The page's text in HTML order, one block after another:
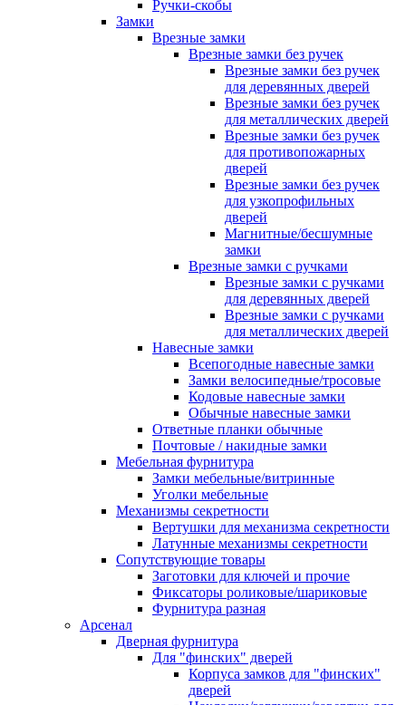
Ручки-скобы
Замки
Врезные замки
Врезные замки без ручек
Врезные замки без ручек
для деревянных дверей
Врезные замки без ручек
для металлических дверей
Врезные замки без ручек
для противопожарных
дверей
Врезные замки без ручек
для узкопрофильных
дверей
Магнитные/бесшумные
замки
Врезные замки с ручками
Врезные замки с ручками
для деревянных дверей
Врезные замки с ручками
для металлических дверей
Навесные замки
Всепогодные навесные замки
Замки велосипедные/тросовые
Кодовые навесные замки
Обычные навесные замки
Ответные планки обычные
Почтовые / накидные замки
Мебельная фурнитура
Замки мебельные/витринные
Уголки мебельные
Механизмы секретности
Вертушки для механизма секретности
Латунные механизмы секретности
Сопутствующие товары
Заготовки для ключей и прочие
Фиксаторы роликовые/шариковые
Фурнитура разная
Арсенал
Дверная фурнитура
Для "финских" дверей
Корпуса замков для "финских"
дверей